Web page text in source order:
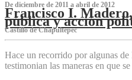
De diciembre de 2011 a abril de 2012
Francisco I.
pública y acción
Castillo de Chapultepec
Hace un recorrido por algunas
testimonian las maneras en que